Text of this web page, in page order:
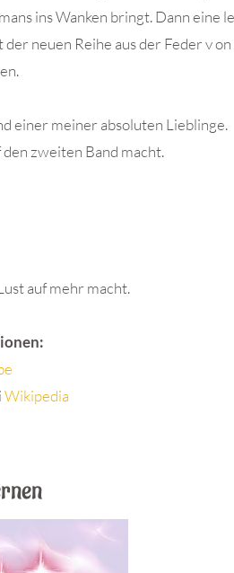
ins Wanken bringt. Dann eine
neuen Reihe aus der Feder v on
einer meiner absoluten Lieblinge.
zweiten Band macht.
auf mehr macht.
Wikipedia